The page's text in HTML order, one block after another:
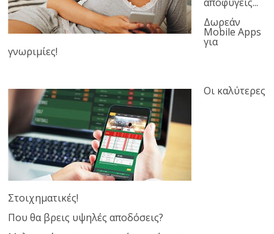
Δωρεάν
Mobile Apps
για
γνωριμίες!
Οι καλύτερες
Στοιχηματικές!
Που θα βρεις υψηλές αποδόσεις?